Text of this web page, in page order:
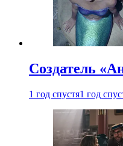
Создатель
1 год спустя1 год